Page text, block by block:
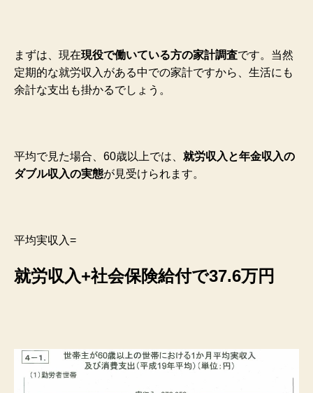
まずは、現在現役で働いている方の家計調査です。当然
定期的な就労収入がある中での家計ですから、生活にも
余計な支出も掛かるでしょう。
平均で見た場合、60歳以上では、 就労収入と年金収入の
ダブル収入の実態が見受けられます。
平均実収入=
就労収入+社会保険給付で37.6万円